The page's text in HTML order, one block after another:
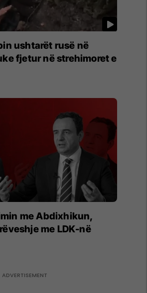
ushtarët rusë në
fjetur në strehimoret e
me Abdixhikun,
me LDK-në